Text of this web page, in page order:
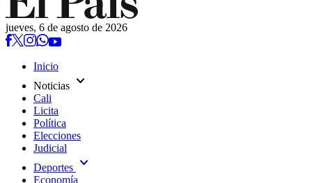
jueves, 6 de agosto de 2026
Inicio
Noticias expand_more
Cali
Licita
Política
Elecciones
Judicial
Deportes expand_more
Economía